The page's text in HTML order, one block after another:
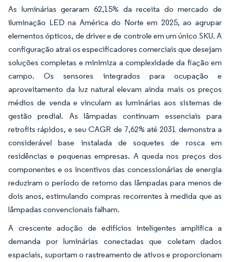
As luminárias geraram 62,15% da receita do mercado de
iluminação LED na América do Norte em 2025, ao agrupar
elementos ópticos, de driver e de controle em um único SKU. A
configuração atrai os especificadores comerciais que desejam
soluções completas e minimiza a complexidade da fiação em
campo. Os sensores integrados para ocupação e
aproveitamento da luz natural elevam ainda mais os preços
médios de venda e vinculam as luminárias aos sistemas de
gestão predial. As lâmpadas continuam essenciais para
retrofits rápidos, e seu CAGR de 7,62% até 2031 demonstra a
considerável base instalada de soquetes de rosca em
residências e pequenas empresas. A queda nos preços dos
componentes e os incentivos das concessionárias de energia
reduziram o período de retorno das lâmpadas para menos de
dois anos, estimulando compras recorrentes à medida que as
lâmpadas convencionais falham.
A crescente adoção de edifícios inteligentes amplifica a
demanda por luminárias conectadas que coletam dados
espaciais, suportam o rastreamento de ativos e proporcionam